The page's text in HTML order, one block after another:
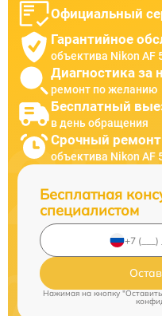
Официальный
Гарантийное
объектива Nikon AF
Диагностика за
ремонт по желанию
Бесплатный
в день обращения
Срочный ремонт
объектива Nikon AF
Бесплатная
специалистом
Нажимая на кнопку